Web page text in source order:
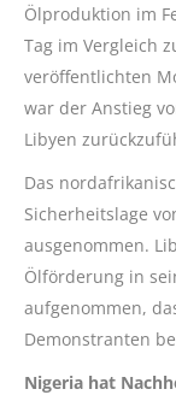
Ölproduktion im
Tag im Vergleich
veröffentlichten
war der Anstieg
Libyen
Das
Sicherheitslage
ausgenommen.
Ölförderung in
aufgenommen,
Demonstranten
Nigeria hat